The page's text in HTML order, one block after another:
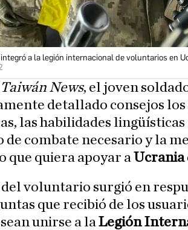
a la legión internacional de voluntarios en
Taiwán News, el joven
detallado consejos los
las habilidades lingüísticas
combate necesario y la
que quiera apoyar a Ucrania
voluntario surgió en
que recibió de los
unirse a la Legión